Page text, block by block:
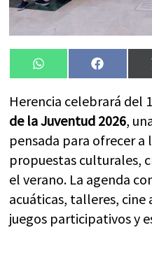
Compartir
en
WhatsApp
en
Herencia celebrará del
de la Juventud 2026,
pensada para ofrecer a
propuestas culturales,
el verano. La agenda
acuáticas, talleres, cine
juegos participativos y